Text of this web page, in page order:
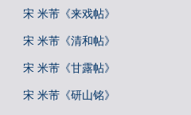
宋 米芾《来戏帖》
宋 米芾《清和帖》
宋 米芾《甘露帖》
宋 米芾《研山铭》